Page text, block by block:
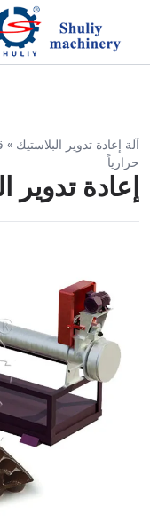
آلة إعادة تدوير البلاستيك »
حرارياً
إعادة تدوير